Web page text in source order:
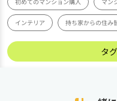
インテリア 持ち家からの住み
タ